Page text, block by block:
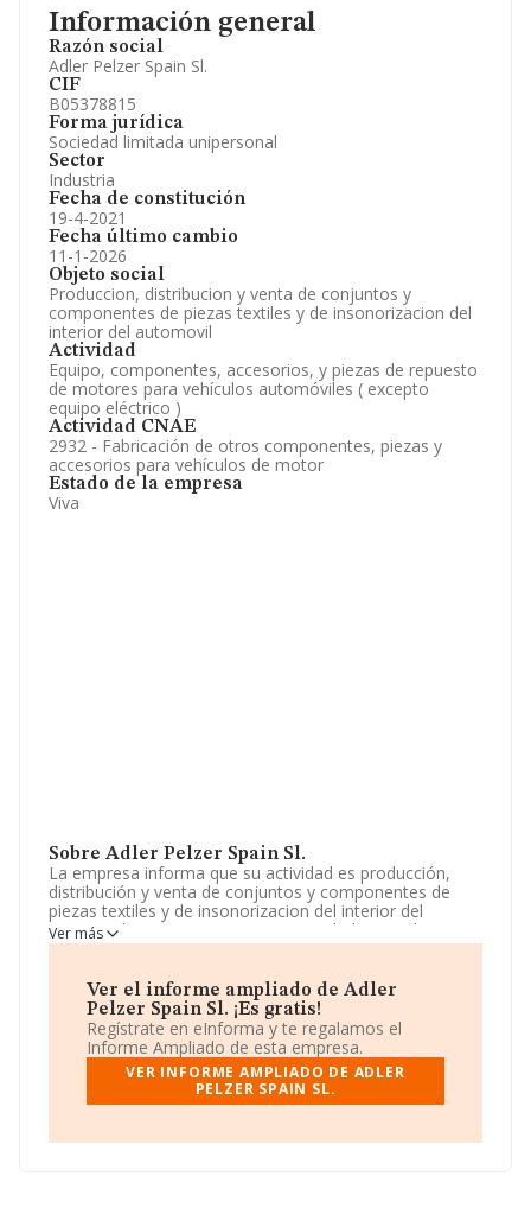
Información general
Razón social
Adler Pelzer Spain Sl.
CIF
B05378815
Forma jurídica
Sociedad limitada unipersonal
Sector
Industria
Fecha de constitución
19-4-2021
Fecha último cambio
11-1-2026
Objeto social
Produccion, distribucion y venta de conjuntos y
componentes de piezas textiles y de insonorizacion del
interior del automovil
Actividad
Equipo, componentes, accesorios, y piezas de repuesto
de motores para vehículos automóviles ( excepto
equipo eléctrico )
Actividad CNAE
2932 - Fabricación de otros componentes, piezas y
accesorios para vehículos de motor
Estado de la empresa
Viva
Sobre Adler Pelzer Spain Sl.
La empresa informa que su actividad es producción,
distribución y venta de conjuntos y componentes de
piezas textiles y de insonorizacion del interior del
automovil. La empresa es una Sociedad Limitada. Su
actividad CNAE es 'Fabricación de otros componentes,
código 2932. La sociedad es importadora y
exportadora.
Ha tenido un 3% más de empleados y atendiendo a los
datos disponibles en INFORMA, ese número ha estado
por encima de la media de sector.
INFORMA, atendiendo a los niveles de facturación de la
Ver más
Ver el informe ampliado de Adler
Pelzer Spain Sl. ¡Es gratis!
Regístrate en eInforma y te regalamos el
Informe Ampliado de esta empresa.
VER INFORME AMPLIADO DE ADLER
PELZER SPAIN SL.
Información oficial y registral complementaria.